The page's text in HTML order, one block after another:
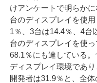
けアンケートで明らか
台のディスプレイを使
1％、3台は14.4％、4台
台のディスプレイを使
68.1％にも達している
ディスプレイ環境であ
開発者は31.9％と、全